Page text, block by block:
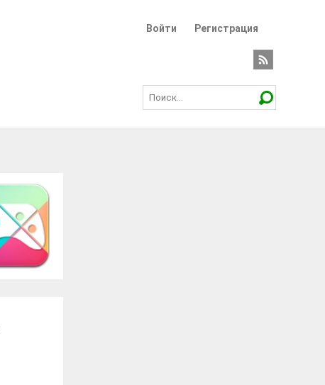
Войти Регистрация